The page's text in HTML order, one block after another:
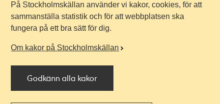
På Stockholmskällan använder vi kakor, cookies, för att
sammanställa statistik och för att webbplatsen ska
fungera på ett bra sätt för dig.
Om kakor på Stockholmskällan
Godkänn alla kakor